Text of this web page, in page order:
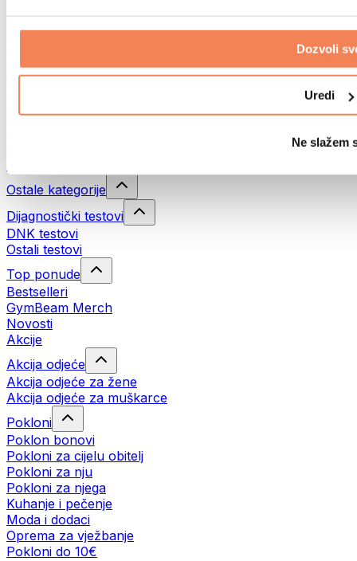
Dozvoli
Uredi
Ne slažem
Biohacking
Terapija crvenim svjetlom
Eko kućanstvo
Ostale kategorije
Dijagnostički testovi
DNK testovi
Ostali testovi
Top ponude
Bestselleri
GymBeam Merch
Novosti
Akcije
Akcija odjeće
Akcija odjeće za žene
Akcija odjeće za muškarce
Pokloni
Poklon bonovi
Pokloni za cijelu obitelj
Pokloni za nju
Pokloni za njega
Kuhanje i pečenje
Moda i dodaci
Oprema za vježbanje
Pokloni do 10€